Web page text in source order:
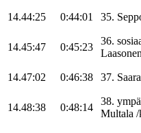
14.44:25 0:44:01 35.
14.45:47 0:45:23
36.
14.47:02 0:46:38 37. Saara
14.48:38 0:48:14
38.
Multala /